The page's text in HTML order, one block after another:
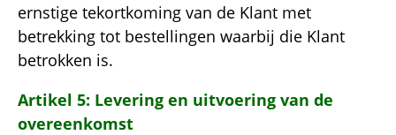
ernstige tekortkoming van de Klant met
betrekking tot bestellingen waarbij die Klant
betrokken is.
Artikel 5: Levering en uitvoering van de
overeenkomst